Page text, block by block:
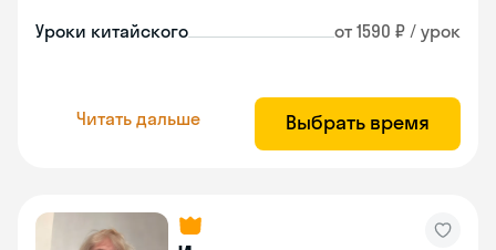
Уроки китайского от 1590 ₽ / урок
Читать дальше Выбрать время